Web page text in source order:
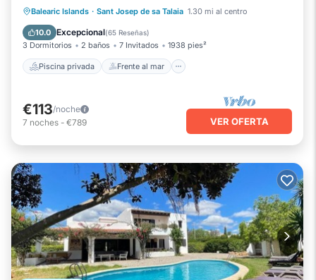
Balearic Islands · Sant Josep de sa Talaia 1.30 mi al centro
10.0 Excepcional(65 Reseñas)
3 Dormitorios 2 baños 7 Invitados 1938 pies²
Piscina privada Frente al mar
Piscina privada
Frente al mar
Chimenea/Calefacción
€113/noche
7 noches - €789 VER OFERTA